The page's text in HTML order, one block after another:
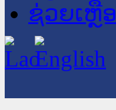
ຊ່ວຍເຫຼືອ